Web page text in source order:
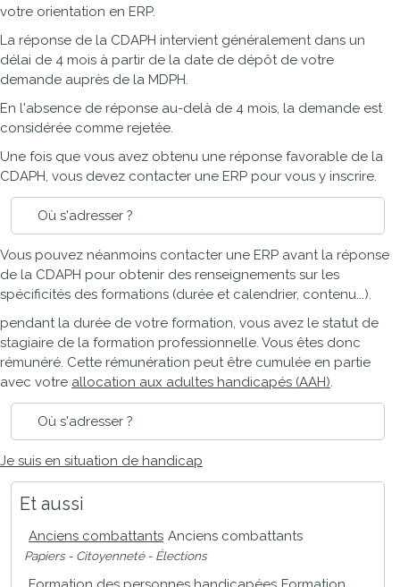
votre orientation en ERP.
La réponse de la CDAPH intervient généralement dans un
délai de 4 mois à partir de la date de dépôt de votre
demande auprès de la MDPH.
En l'absence de réponse au-delà de 4 mois, la demande est
considérée comme rejetée.
Une fois que vous avez obtenu une réponse favorable de la
CDAPH, vous devez contacter une ERP pour vous y inscrire.
Où s'adresser ?
Vous pouvez néanmoins contacter une ERP avant la réponse
de la CDAPH pour obtenir des renseignements sur les
spécificités des formations (durée et calendrier, contenu...).
pendant la durée de votre formation, vous avez le statut de
stagiaire de la formation professionnelle. Vous êtes donc
rémunéré. Cette rémunération peut être cumulée en partie
avec votre allocation aux adultes handicapés (AAH).
Où s'adresser ?
Je suis en situation de handicap
Et aussi
Anciens combattants Anciens combattants
Papiers - Citoyenneté - Élections